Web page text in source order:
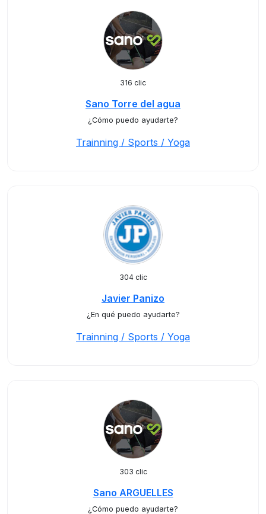
316 clic
Sano Torre del agua
¿Cómo puedo ayudarte?
Trainning / Sports / Yoga
304 clic
Javier Panizo
¿En qué puedo ayudarte?
Trainning / Sports / Yoga
303 clic
Sano ARGUELLES
¿Cómo puedo ayudarte?